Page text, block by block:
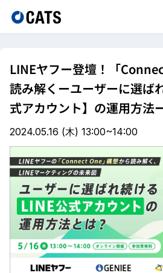
LINEヤフー登壇！「
読み解くーユーザーに選ば
式アカウント】の運用方法
2024.05.16 (木) 13:00~14:00